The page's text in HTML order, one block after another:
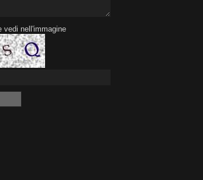
vedi nell'immagine